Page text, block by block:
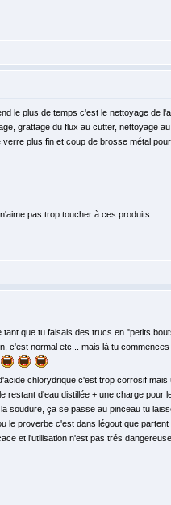
le plus de temps c'est le nettoyage de
grattage du flux au cutter, nettoyage
plus fin et coup de brosse métal pour
pas trop toucher à ces produits.
que tu faisais des trucs en "petits
c'est normal etc... mais là tu
chlorydrique c'est trop corrosif mais
restant d'eau distillée + une charge pour
soudure, ça se passe au pinceau tu
le proverbe c'est dans légout que
et l'utilisation n'est pas trés